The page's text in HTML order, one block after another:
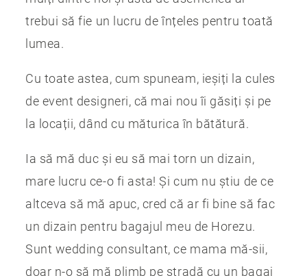
trebui să fie un lucru de înțeles pentru toată
lumea.
Cu toate astea, cum spuneam, ieșiți la cules
de event designeri, că mai nou îi găsiți și pe
la locații, dând cu măturica în bătătură.
Ia să mă duc și eu să mai torn un dizain,
mare lucru ce-o fi asta! Și cum nu știu de ce
altceva să mă apuc, cred că ar fi bine să fac
un dizain pentru bagajul meu de Horezu.
Sunt wedding consultant, ce mama mă-sii,
doar n-o să mă plimb pe stradă cu un bagaj